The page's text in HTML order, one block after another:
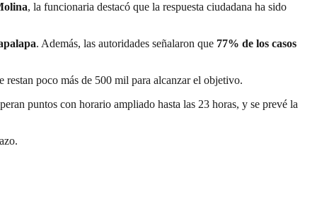
, la funcionaria destacó que la respuesta ciudadana ha sido
. Además, las autoridades señalaron que 77% de los casos
restan poco más de 500 mil para alcanzar el objetivo.
puntos con horario ampliado hasta las 23 horas, y se prevé la